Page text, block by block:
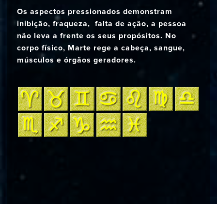
Os aspectos pressionados demonstram
inibição, fraqueza, falta de ação, a pessoa
não leva a frente os seus propósitos. No
corpo físico, Marte rege a cabeça, sangue,
músculos e órgãos geradores.